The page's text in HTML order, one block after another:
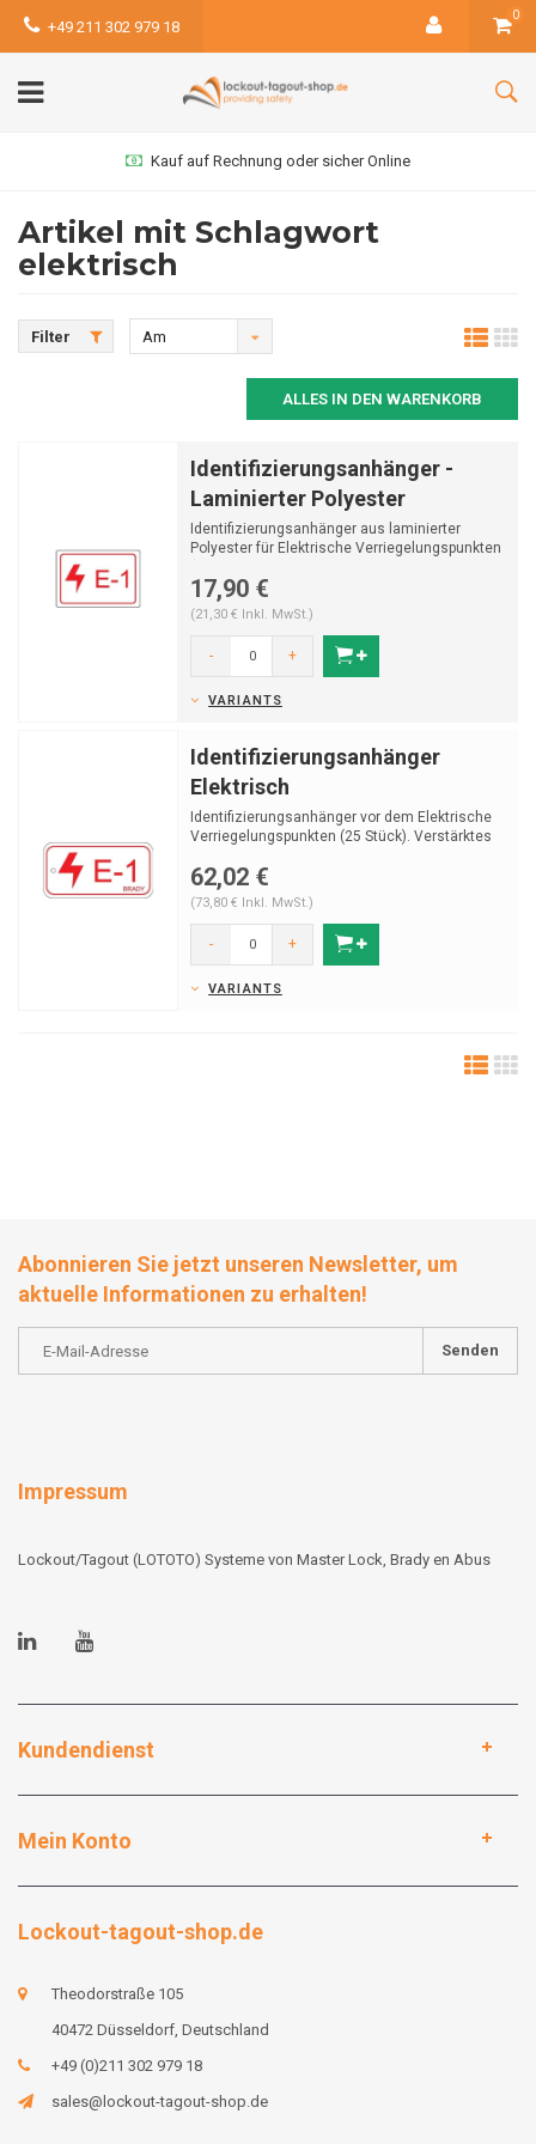
+49 211 302 979 18
0
Kauf auf Rechnung oder sicher Online
Artikel mit Schlagwort
elektrisch
Filter
Am
ALLES IN DEN WARENKORB
Identifizierungsanhänger -
Laminierter Polyester
Identifizierungsanhänger aus laminierter
Polyester für Elektrische Verriegelungspunkten
17,90 €
(21,30 € Inkl. MwSt.)
- +
VARIANTS
Identifizierungsanhänger
Elektrisch
Identifizierungsanhänger vor dem Elektrische
Verriegelungspunkten (25 Stück). Verstärktes
62,02 €
(73,80 € Inkl. MwSt.)
- +
VARIANTS
Abonnieren Sie jetzt unseren Newsletter, um
aktuelle Informationen zu erhalten!
Senden
Impressum
Lockout/Tagout (LOTOTO) Systeme von Master Lock, Brady en Abus
Kundendienst
Mein Konto
Lockout-tagout-shop.de
Theodorstraße 105
40472 Düsseldorf, Deutschland
+49 (0)211 302 979 18
sales@lockout-tagout-shop.de